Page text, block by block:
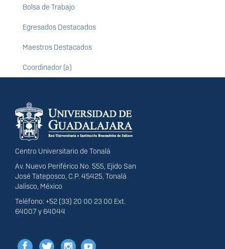
Bolsa de Trabajo
Egresados Destacados
Maestros Destacados
Coordinador (a)
Información del
portal
Centro Universitario de Tonalá
Av. Nuevo Periférico No. 555, Ejido San
José Tateposco, C.P. 45425, Tonalá
Jalisco, México
Teléfono: +52 (33) 20 00 23 00 Ext.
64007 y 64044